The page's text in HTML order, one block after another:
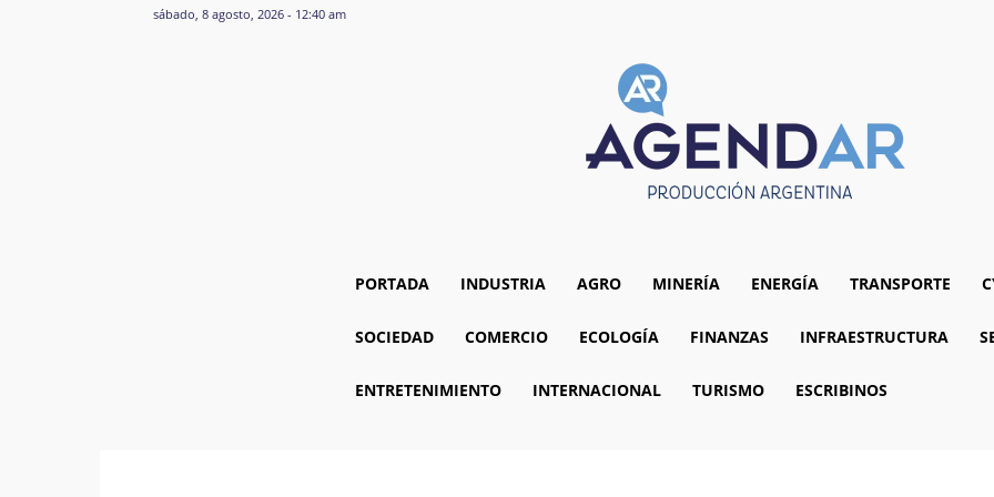
sábado, 8 agosto, 2026 - 12:40 am
PORTADA INDUSTRIA AGRO MINERÍA ENERGÍA TRANSPORTE
SOCIEDAD COMERCIO ECOLOGÍA FINANZAS INFRAESTRUCTURA
ENTRETENIMIENTO INTERNACIONAL TURISMO ESCRIBINOS